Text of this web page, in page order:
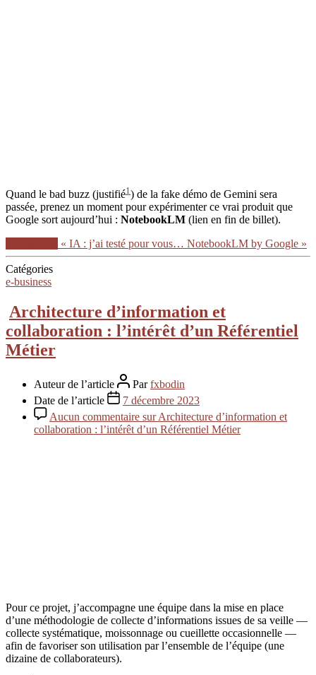
Quand le bad buzz (justifié1 ) de la fake démo de Gemini sera
passée, prenez un moment pour expérimenter ce vrai produit que
Google sort aujourd’hui : NotebookLM (lien en fin de billet).
« IA : j’ai testé pour vous… NotebookLM by Google »
Catégories
e-business
Architecture d’information et
collaboration : l’intérêt d’un Référentiel
Métier
Auteur de l’article Parfxbodin
Date de l’article
7 décembre 2023
Aucun commentaire sur Architecture d’information et
collaboration : l’intérêt d’un Référentiel Métier
Pour ce projet, j’accompagne une équipe dans la mise en place
d’une méthodologie de collecte d’informations issues de sa veille —
collecte systématique, moissonnage ou cueillette occasionnelle —
afin de favoriser son utilisation par l’ensemble de l’équipe (une
dizaine de collaborateurs).